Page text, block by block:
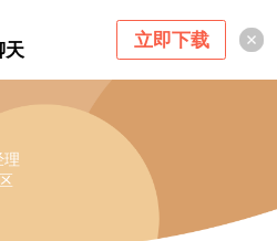
天 立即下载
理